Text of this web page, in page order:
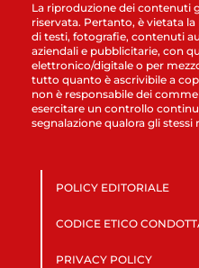
La riproduzione dei contenuti
riservata. Pertanto, è vietata la
di testi, fotografie, contenuti
aziendali e pubblicitarie, con
elettronico/digitale o per
tutto quanto è ascrivibile a
non è responsabile dei
esercitare un controllo
segnalazione qualora gli
POLICY EDITORIALE
CODICE ETICO
PRIVACY POLICY